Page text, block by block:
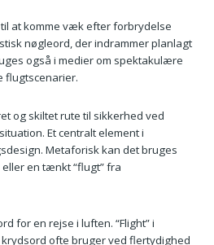
at komme væk efter forbrydelse
nøgleord, der indrammer planlagt
også i medier om spektakulære
flugtscenarier.
og skiltet rute til sikkerhed ved
Et centralt element i
Metaforisk kan det bruges
en tænkt “flugt” fra
for en rejse i luften. “Flight” i
ofte bruger ved flertydighed